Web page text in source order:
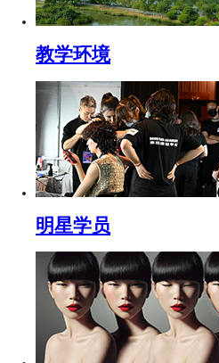
教学环境
明星学员